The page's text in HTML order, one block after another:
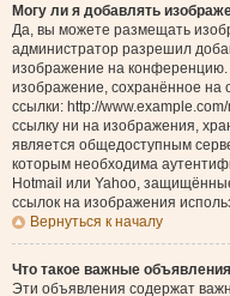
Могу ли я добавлять
Да, вы можете размещать
администратор разрешил
изображение на конференцию.
изображение, сохранённое
ссылки: http://
ссылку ни на изображения,
является общедоступным
которым необходима
Hotmail или Yahoo,
ссылок на изображения
Вернуться к началу
Что такое важные
Эти объявления содержат